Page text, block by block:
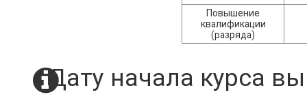
Повышение
квалификации
(разряда)
Дату начала курса